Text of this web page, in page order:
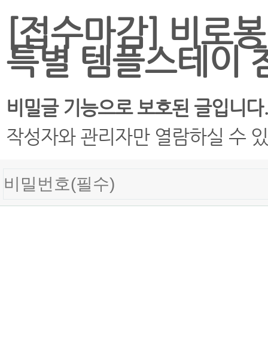
[접수마감] 비로
특별 템플스테이
비밀글 기능으로 보호된 글입니다.
작성자와 관리자만 열람하실 수